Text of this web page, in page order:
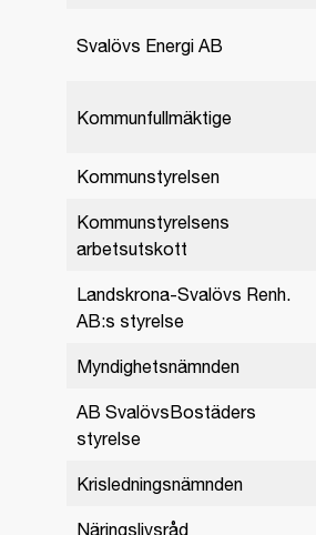
Svalövs Energi AB
Kommunfullmäktige
Kommunstyrelsen
Kommunstyrelsens
arbetsutskott
Landskrona-Svalövs Renh.
AB:s styrelse
Myndighetsnämnden
AB SvalövsBostäders
styrelse
Krisledningsnämnden
Näringslivsråd